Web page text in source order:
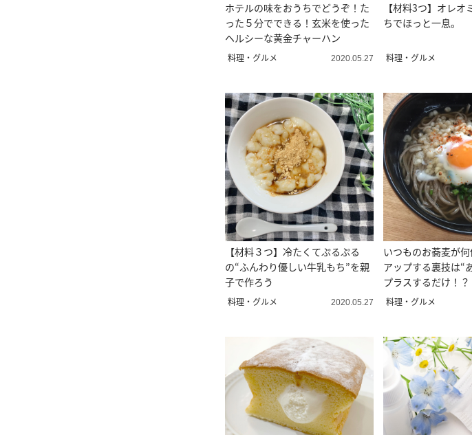
ホテルの味をおうちでどうぞ！た
った５分でできる！玄米を使った
ヘルシーな黄金チャーハン
料理・グルメ 2020.05.27
【材料3つ】オレオ
ちでほっと一息。
料理・グルメ
【材料３つ】冷たくてぷるぷる
の“ふんわり優しい牛乳もち”を親
子で作ろう
料理・グルメ 2020.05.27
いつものお蕎麦が
アップする裏技は“
プラスするだけ！？
料理・グルメ